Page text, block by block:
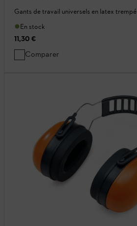
Gants de travail universels en latex trempé
En stock
11,30 €
Comparer